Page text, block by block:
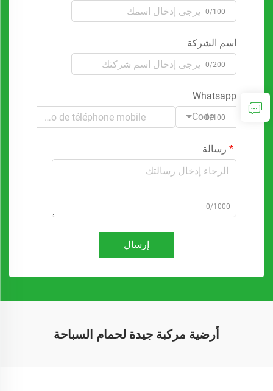
0/100
اسم الشركة
0/200
Whatsapp
Code0/100
رسالة
0/1000
إرسال
أرضية مركبة جيدة لحمام السباحة